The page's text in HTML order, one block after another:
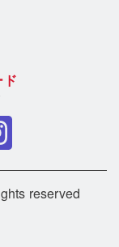
reserved